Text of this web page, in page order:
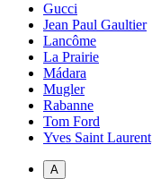
Gucci
Jean Paul Gaultier
Lancôme
La Prairie
Mádara
Mugler
Rabanne
Tom Ford
Yves Saint Laurent
A